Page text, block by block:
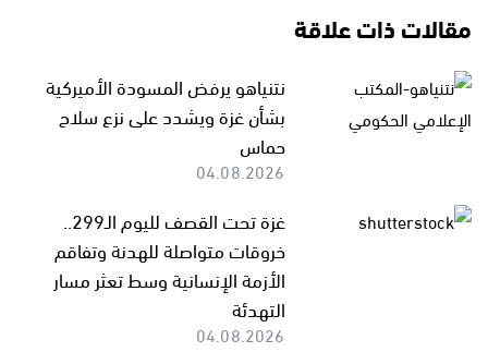
مقالات ذات علاقة
نتنياهو يرفض المسودة الأميركية
بشأن غزة ويشدد على نزع سلاح
حماس
04.08.2026
غزة تحت القصف لليوم الـ299..
خروقات متواصلة للهدنة وتفاقم
الأزمة الإنسانية وسط تعثر مسار
التهدئة
04.08.2026